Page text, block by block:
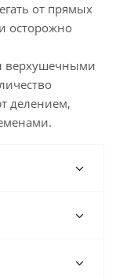
от прямых
осторожно
верхушечными
делением,